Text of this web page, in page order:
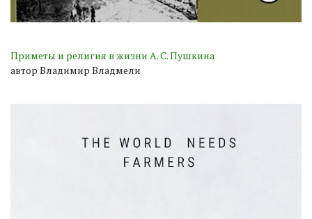
Приметы и религия в жизни А. С. Пушкина
автор Владимир Владмели